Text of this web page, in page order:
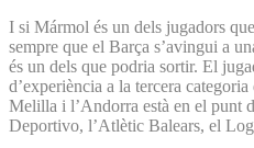
I si Mármol és un dels jugadors
sempre que el Barça s’avingui a
és un dels que podria sortir. El
d’experiència a la tercera
Melilla i l’Andorra està en el punt
Deportivo, l’Atlètic Balears, el